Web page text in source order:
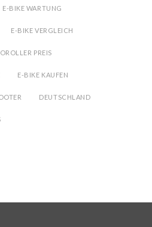
E-BIKE WARTUNG
E-BIKE VERGLEICH
PREIS
E-BIKE KAUFEN
DEUTSCHLAND